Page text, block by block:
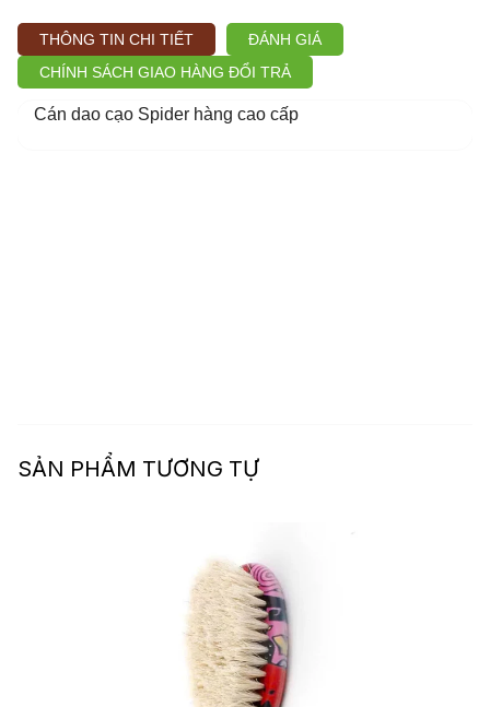
THÔNG TIN CHI TIẾT
ĐÁNH GIÁ
CHÍNH SÁCH GIAO HÀNG ĐỔI TRẢ
Cán dao cạo Spider hàng cao cấp
SẢN PHẨM TƯƠNG TỰ